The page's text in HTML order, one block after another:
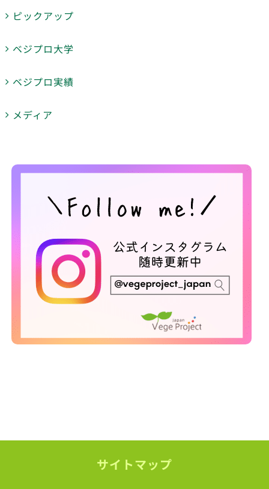
ピックアップ
ベジプロ大学
ベジプロ実績
メディア
サイトマップ